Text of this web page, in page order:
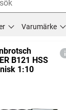
Varumärke
B121 HSS
1:10